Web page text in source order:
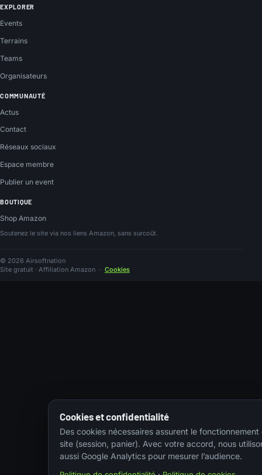
EXPLORER
Events
Terrains
Teams
Organisateurs
COMMUNAUTÉ
Actus
Contact
Réseaux sociaux
Espace membre
Publier un event
BOUTIQUE
Shop Amazon
Soutenez le site via nos liens Amazon, sans surcoût.
© 2026 Airsoftnation
Site gratuit · Affiliation Amazon · Cookies
Cookies et confidentialité
Des cookies nécessaires assurent le fonctionnement
site (session, panier). Avec votre accord, nous
aussi Google Analytics pour mesurer l’audience.